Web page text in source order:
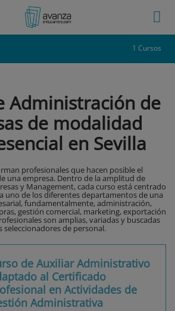
1 Cursos
Administración de
de modalidad
en Sevilla
profesionales que hacen posible el
una empresa. Dentro de la amplitud de
y Management, cada curso está centrado
uno de los diferentes departamentos de una
fundamentalmente, administración,
gestión comercial, marketing, exportación
son amplias, variadas y buscadas
seleccionadores de personal.
de Auxiliar Administrativo
al Certificado
en Actividades de
Administrativa